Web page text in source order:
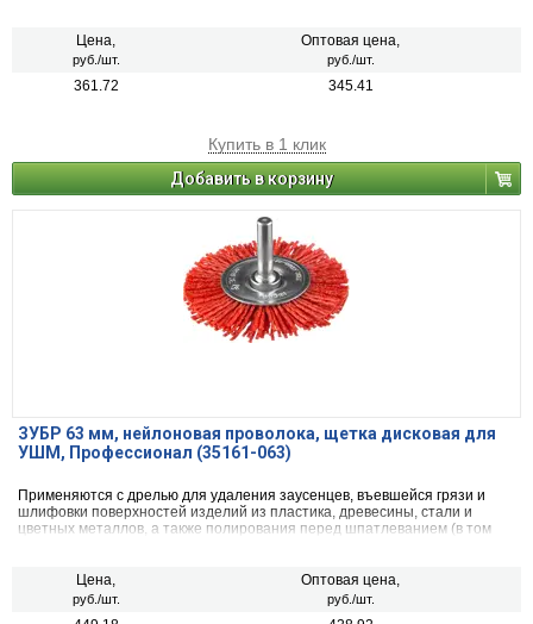
Цена,
руб./шт.
Оптовая цена,
руб./шт.
361.72 345.41
Купить в 1 клик
Добавить в корзину
ЗУБР 63 мм, нейлоновая проволока, щетка дисковая для
УШМ, Профессионал (35161-063)
Применяются с дрелью для удаления заусенцев, въевшейся грязи и
шлифовки поверхностей изделий из пластика, древесины, стали и
цветных металлов, а также полирования перед шпатлеванием (в том
Цена,
руб./шт.
Оптовая цена,
руб./шт.